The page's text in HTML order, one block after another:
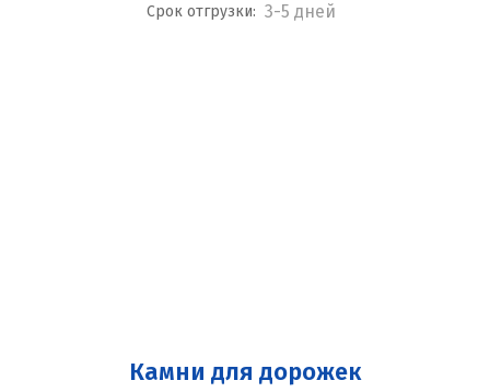
Срок отгрузки: 3-5 дней
Камни для дорожек